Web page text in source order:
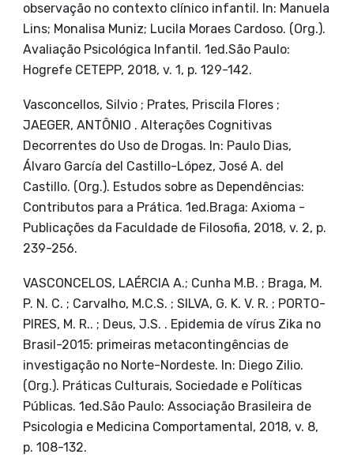
observação no contexto clínico infantil. In: Manuela
Lins; Monalisa Muniz; Lucila Moraes Cardoso. (Org.).
Avaliação Psicológica Infantil. 1ed.São Paulo:
Hogrefe CETEPP, 2018, v. 1, p. 129-142.
Vasconcellos, Silvio ; Prates, Priscila Flores ;
JAEGER, ANTÔNIO . Alterações Cognitivas
Decorrentes do Uso de Drogas. In: Paulo Dias,
Álvaro García del Castillo-López, José A. del
Castillo. (Org.). Estudos sobre as Dependências:
Contributos para a Prática. 1ed.Braga: Axioma -
Publicações da Faculdade de Filosofia, 2018, v. 2, p.
239-256.
VASCONCELOS, LAÉRCIA A.; Cunha M.B. ; Braga, M.
P. N. C. ; Carvalho, M.C.S. ; SILVA, G. K. V. R. ; PORTO-
PIRES, M. R.. ; Deus, J.S. . Epidemia de vírus Zika no
Brasil-2015: primeiras metacontingências de
investigação no Norte-Nordeste. In: Diego Zilio.
(Org.). Práticas Culturais, Sociedade e Políticas
Públicas. 1ed.São Paulo: Associação Brasileira de
Psicologia e Medicina Comportamental, 2018, v. 8,
p. 108-132.